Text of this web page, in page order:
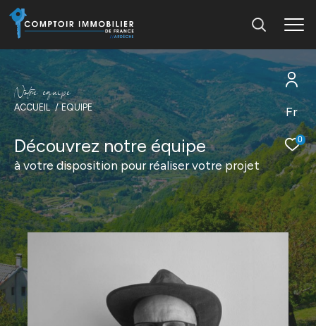
Fr
0
Notre équipe
ACCUEIL EQUIPE
Découvrez notre équipe
à votre disposition pour réaliser votre projet